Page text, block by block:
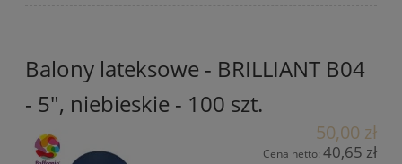
Balony lateksowe - BRILLIANT B04
- 5", niebieskie - 100 szt.
50,00 zł
Cena netto: 40,65 zł